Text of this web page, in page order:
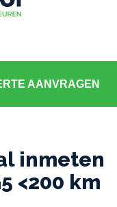
AANVRAGEN
inmeten
<200 km